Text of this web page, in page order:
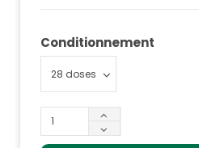
Conditionnement